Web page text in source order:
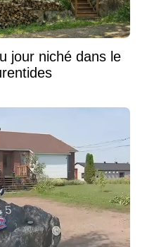
jour niché dans le